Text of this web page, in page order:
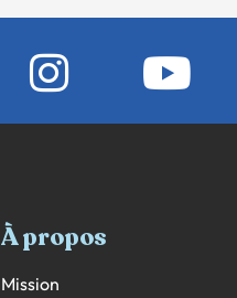
À propos
Mission